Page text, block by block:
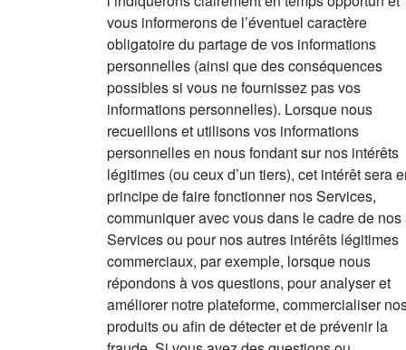
vous informerons de l’éventuel caractère
obligatoire du partage de vos informations
personnelles (ainsi que des conséquences
possibles si vous ne fournissez pas vos
informations personnelles). Lorsque nous
recueillons et utilisons vos informations
personnelles en nous fondant sur nos intérêts
légitimes (ou ceux d’un tiers), cet intérêt sera
principe de faire fonctionner nos Services,
communiquer avec vous dans le cadre de nos
Services ou pour nos autres intérêts légitimes
commerciaux, par exemple, lorsque nous
répondons à vos questions, pour analyser et
améliorer notre plateforme, commercialiser
produits ou afin de détecter et de prévenir la